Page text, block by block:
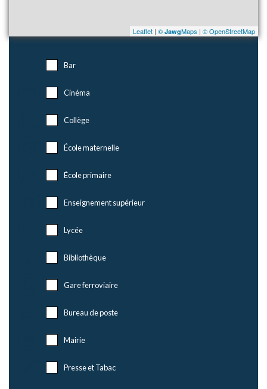
Leaflet | © JawgMaps | © OpenStreetMap
Bar
Cinéma
Collège
École maternelle
École primaire
Enseignement supérieur
Lycée
Bibliothèque
Gare ferroviaire
Bureau de poste
Mairie
Presse et Tabac